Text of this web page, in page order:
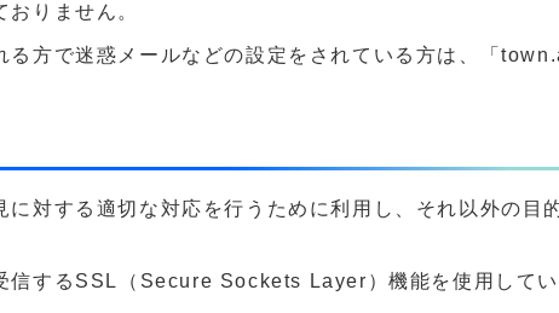
りません。
方で迷惑メールなどの設定をされている方は、「
対する適切な対応を行うために利用し、それ以外の目
信するSSL（Secure Sockets Layer）機能を使用してい